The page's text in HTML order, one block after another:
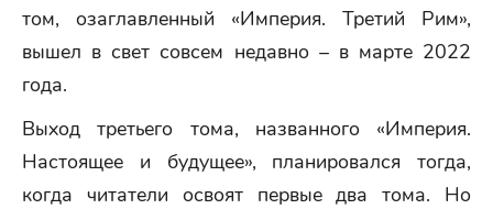
том, озаглавленный «Империя. Третий Рим»,
вышел в свет совсем недавно – в марте 2022
года.
Выход третьего тома, названного «Империя.
Настоящее и будущее», планировался тогда,
когда читатели освоят первые два тома. Но